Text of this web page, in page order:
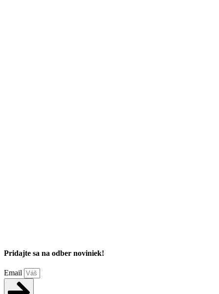
Pridajte sa na odber noviniek!
Email